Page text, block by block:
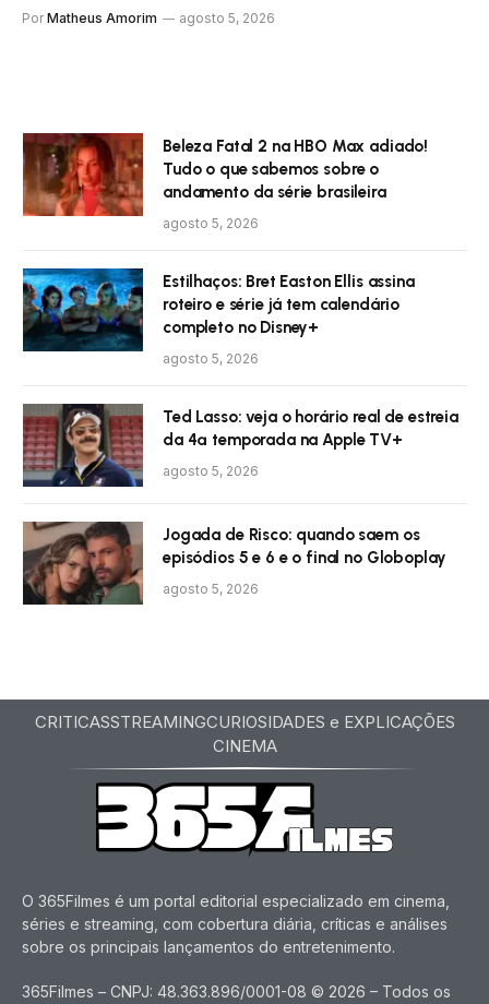
Por Matheus Amorim agosto 5, 2026
Beleza Fatal 2 na HBO Max adiado!
Tudo o que sabemos sobre o
andamento da série brasileira
agosto 5, 2026
Estilhaços: Bret Easton Ellis assina
roteiro e série já tem calendário
completo no Disney+
agosto 5, 2026
Ted Lasso: veja o horário real de estreia
da 4ª temporada na Apple TV+
agosto 5, 2026
Jogada de Risco: quando saem os
episódios 5 e 6 e o final no Globoplay
agosto 5, 2026
CRITICASSTREAMINGCURIOSIDADES e EXPLICAÇÕES
CINEMA
O 365Filmes é um portal editorial especializado em cinema,
séries e streaming, com cobertura diária, críticas e análises
sobre os principais lançamentos do entretenimento.
365Filmes – CNPJ: 48.363.896/0001-08 © 2026 – Todos os